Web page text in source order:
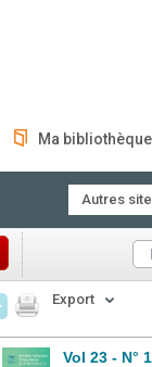
Ma bibliothèque
Autres
Export
Vol 23 - N°